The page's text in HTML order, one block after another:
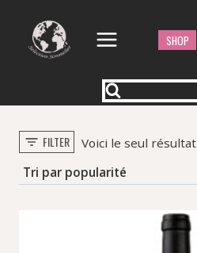
contenu
SHOP
FILTER Voici le seul résultat